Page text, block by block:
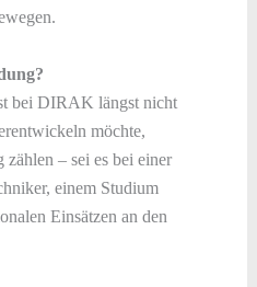
bei DIRAK längst nicht
möchte,
– sei es bei einer
einem Studium
Einsätzen an den